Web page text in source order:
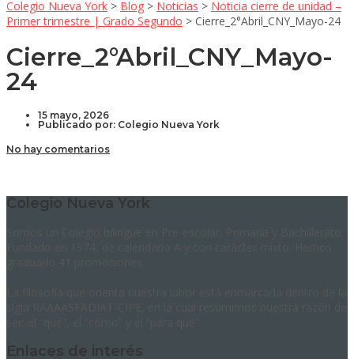
Colegio Nueva York > Blog > Noticias > Noticia cierre de unidad –
Primer trimestre | Grado Segundo > Cierre_2°Abril_CNY_Mayo-24
Cierre_2°Abril_CNY_Mayo-
24
15 mayo, 2026
Publicado por: Colegio Nueva York
No hay comentarios
Colegio Nueva York
Enlaces de interés